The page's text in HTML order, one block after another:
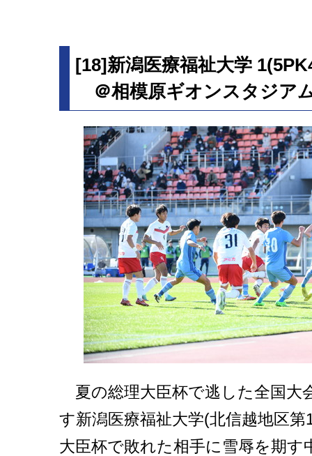
[18]新潟医療福祉大学
＠相模原ギオンスタジア
夏の総理大臣杯で逃した全国大
す新潟医療福祉大学(北信越地区
大臣杯で敗れた相手に雪辱を期す